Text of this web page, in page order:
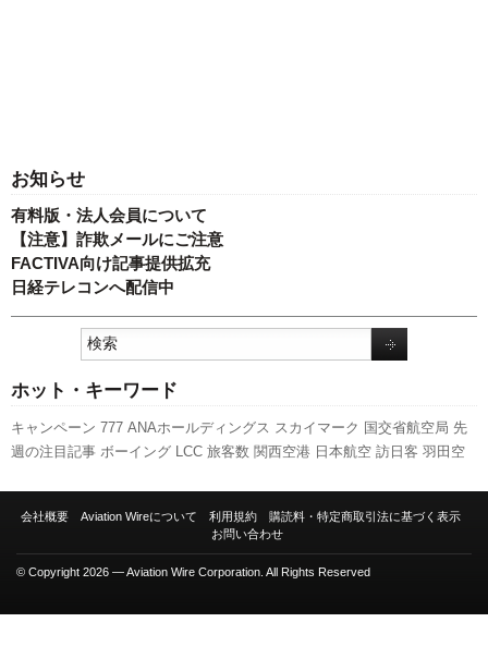
お知らせ
有料版・法人会員について
【注意】詐欺メールにご注意
FACTIVA向け記事提供拡充
日経テレコンへ配信中
ホット・キーワード
キャンペーン 777 ANAホールディングス スカイマーク 国交省航空局 先
週の注目記事 ボーイング LCC 旅客数 関西空港 日本航空 訪日客 羽田空
務員 人事 A320 発着回数 エアバス 利用実績 成田空港 全日空 航空貨物
会社概要 Aviation Wireについて 利用規約
購読料・特定商取引法に基づく表示
お問い合わせ
© Copyright 2026 — Aviation Wire Corporation. All Rights Reserved